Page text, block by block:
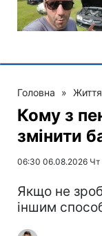
Головна » Життя
Кому з
змінити
06:30 06.08.2026 Чт
Якщо не
іншим